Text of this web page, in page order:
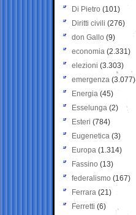
Di Pietro (101)
Diritti civili (276)
don Gallo (9)
economia (2.331)
elezioni (3.303)
emergenza (3.077)
Energia (45)
Esselunga (2)
Esteri (784)
Eugenetica (3)
Europa (1.314)
Fassino (13)
federalismo (167)
Ferrara (21)
Ferretti (6)